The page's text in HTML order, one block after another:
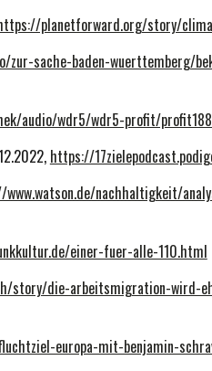
planetforward.org/story/
zur-sache-baden-wuerttemberg/
audio/wdr5/wdr5-profit/
https://
nachhaltigkeit/
einer-fuer-alle-110.html
story/die-arbeitsmigration-wird-
europa-mit-benjamin-